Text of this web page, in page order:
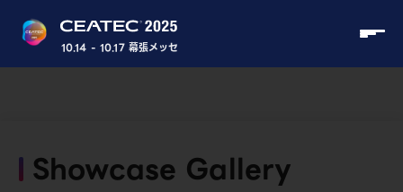
10.14 - 10.17 幕張メッセ
Showcase Gallery